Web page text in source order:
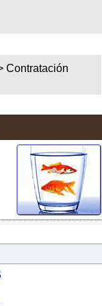
Contratación